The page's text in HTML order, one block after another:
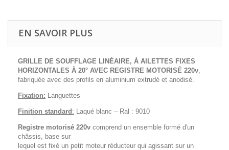
EN SAVOIR PLUS
GRILLE DE SOUFFLAGE LINÉAIRE, À AILETTES FIXES
HORIZONTALES À 20° AVEC REGISTRE MOTORISÉ 220v,
fabriquée avec des profils en aluminium extrudé et anodisé.
Fixation: Languettes
Finition standard : Laqué blanc – Ral : 9010
Registre motorisé 220v comprend un ensemble formé d'un
châssis, base sur
lequel est fixé un petit moteur réducteur qui agissant sur un